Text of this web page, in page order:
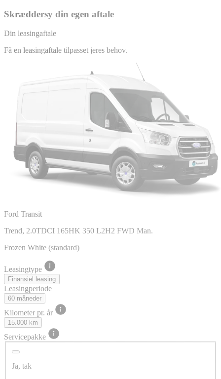
Skræddersy din egen aftale
Din leasingaftale
Få en leasingaftale tilpasset jeres behov.
Ford Transit
Trend, 2.0TDCI 165HK 350 L2H2 FWD Man.
Frozen White (standard)
Leasingtype
Finansiel leasing
Leasingperiode
60 måneder
Kilometer pr. år
15.000 km
Servicepakke
Ja, tak